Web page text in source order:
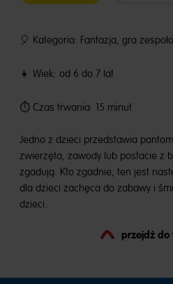
🎈 Kategoria: Fantazja, gra
👧 Wiek: od 6 do 7 lat
⏱️ Czas trwania: 15 minut
Jedno z dzieci przedstawia
zwierzęta, zawody lub postacie z
zgadują. Kto zgadnie, ten jest
dla dzieci zachęca do zabawy i
dzieci.
przejdź do